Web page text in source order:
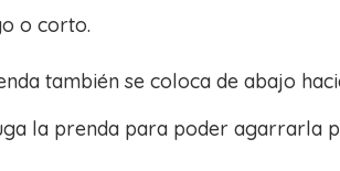
o corto.
también se coloca de abajo
la prenda para poder agarrarla